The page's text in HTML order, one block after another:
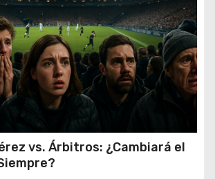
vs. Árbitros: ¿Cambiará el